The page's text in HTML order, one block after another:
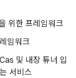
위한 프레임워크
임워크
및 내장 튜너 입
서비스